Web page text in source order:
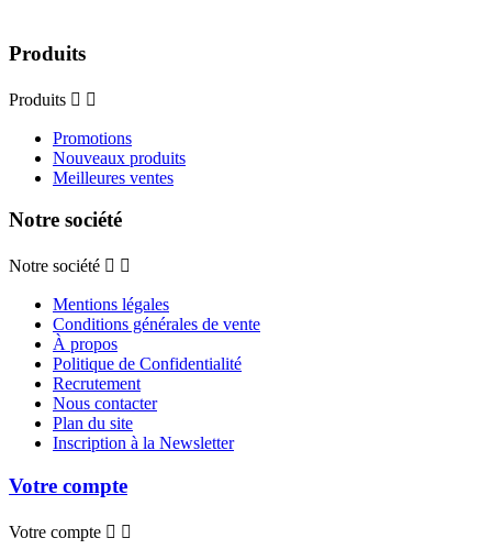
Produits
Produits  
Promotions
Nouveaux produits
Meilleures ventes
Notre société
Notre société  
Mentions légales
Conditions générales de vente
À propos
Politique de Confidentialité
Recrutement
Nous contacter
Plan du site
Inscription à la Newsletter
Votre compte
Votre compte  